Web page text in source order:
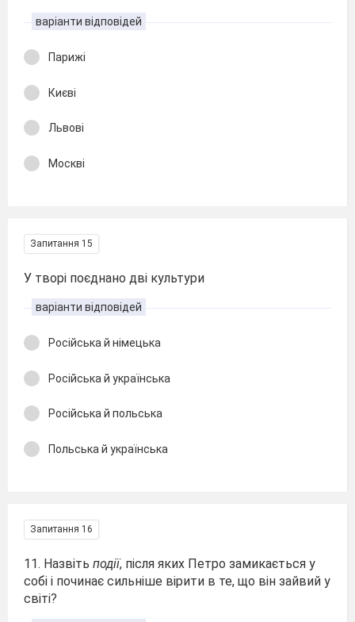
варіанти відповідей
Парижі
Києві
Львові
Москві
Запитання 15
У творі поєднано дві культури
варіанти відповідей
Російська й німецька
Російська й українська
Російська й польська
Польська й українська
Запитання 16
11. Назвіть події, після яких Петро замикається у
собі і починає сильніше вірити в те, що він зайвий у
світі?